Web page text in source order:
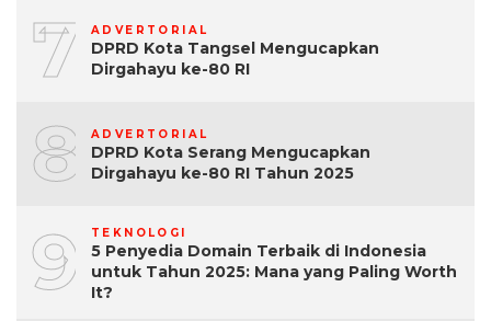
7 ADVERTORIAL
DPRD Kota Tangsel Mengucapkan
Dirgahayu ke-80 RI
8 ADVERTORIAL
DPRD Kota Serang Mengucapkan
Dirgahayu ke-80 RI Tahun 2025
9 TEKNOLOGI
5 Penyedia Domain Terbaik di Indonesia
untuk Tahun 2025: Mana yang Paling Worth
It?